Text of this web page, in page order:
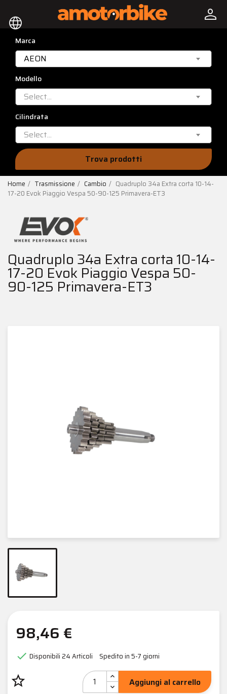
language person
Marca
AEON
Modello
Select...
Cilindrata
Select...
Trova prodotti
Home Trasmissione Cambio
Quadruplo 34a Extra corta 10-14-
17-20 Evok Piaggio Vespa 50-90-125 Primavera-ET3
Quadruplo 34a Extra corta 10-14-
17-20 Evok Piaggio Vespa 50-
90-125 Primavera-ET3
98,46 €
 Disponibili24 Articoli Spedito in 5-7 giorni
star_border
Aggiungi al carrello